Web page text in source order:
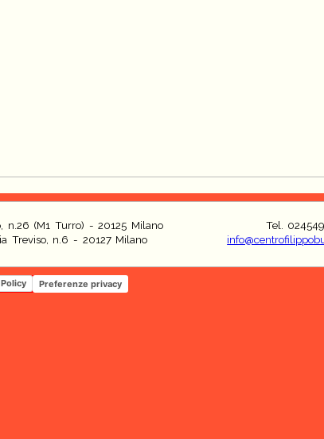
n.26 (M1 Turro) - 20125 Milano
Treviso, n.6 - 20127 Milano
Tel.
Preferenze privacy